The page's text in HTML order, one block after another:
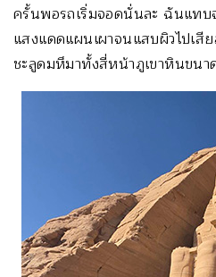
ครั้นพอรถเริ่มจอดนั่นละ ฉันแทบ
แสงแดดแผนเผาจนแสบผิวไปเสี
ชะลูดมหึมาทั้งสี่หน้าภูเขาหินขน